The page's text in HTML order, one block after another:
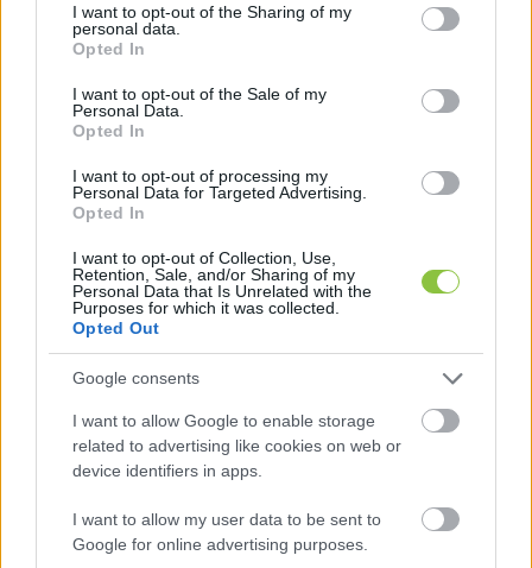
not limited to your visit or usage behaviour. You may click to
grant or deny consent to Google and its third-party tags to
use your data for below specified purposes in below Google
consent section.
I want to opt-out of the Sharing of my
personal data.
Opted In
I want to opt-out of the Sale of my
Personal Data.
Opted In
I want to opt-out of processing my
Personal Data for Targeted Advertising.
Opted In
I want to opt-out of Collection, Use,
Retention, Sale, and/or Sharing of my
Personal Data that Is Unrelated with the
Purposes for which it was collected.
Opted Out
Google consents
I want to allow Google to enable storage
related to advertising like cookies on web or
device identifiers in apps.
I want to allow my user data to be sent to
Google for online advertising purposes.
elmaradnak, a boltbezárások csökkenése nem
áll meg, és mindennek a fogyasztók látják kárát.
A szervezet továbbá egyetért a kereskedőkkel
abban, hogy az árréstop kivezetésének a
nemzetgazdasági miniszter által megszabott
feltételei már rég teljesültek, az élelmiszer
Ahogyan azt korábban a KecsUP Hírek megírta, a
kormány legutóbb tavaly novemberben
, hogy az élelmiszerekre és drogériai
termékekre vonatkozó árréscsökkentést